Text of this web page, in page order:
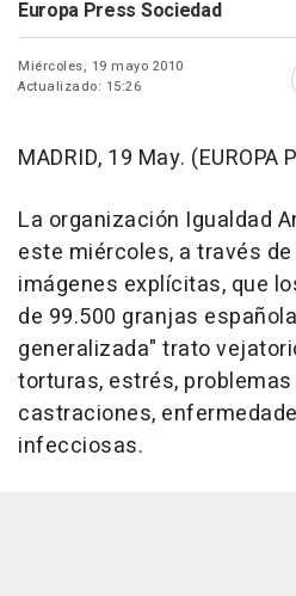
Europa Press Sociedad
Miércoles, 19 mayo 2010
Actualizado: 15:26
MADRID, 19 May. (EUROPA
La organización Igualdad
este miércoles, a través
imágenes explícitas, que
de 99.500 granjas
generalizada" trato
torturas, estrés,
castraciones,
infecciosas.